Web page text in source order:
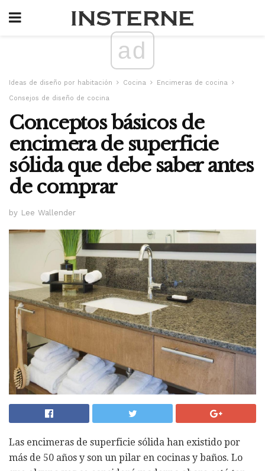
ad
Ideas de diseño por habitación Cocina
Encimeras de cocina
Consejos de diseño de cocina
Conceptos básicos de
encimera de superficie
sólida que debe saber antes
de comprar
by Lee Wallender
Las encimeras de superficie sólida han existido por
más de 50 años y son un pilar en cocinas y baños. Lo